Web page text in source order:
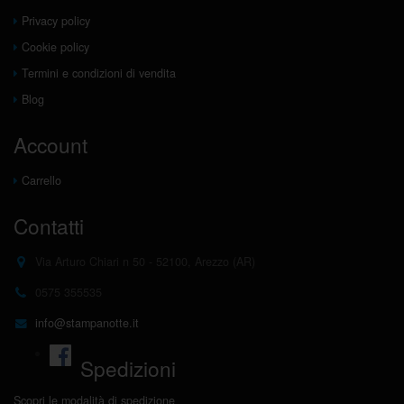
I dati personali raccolti con la presente registrazione sono
l’utente abbia espresso il proprio consenso al momento
e fino alla revoca dello stesso, i dati personali potranno
comunicazioni di carattere pubblicitario e commerciale su
identificare, anche mediante elaborazioni elettroniche,
specifici comportamenti e abitudini di consumo in modo da
migliorare i servizi forniti ed indirizzare le proposte
Privacy policy
Cookie policy
Termini e condizioni di vendita
Blog
Account
Carrello
Contatti
info@stampanotte.it
Spedizioni
Scopri le modalità di spedizione